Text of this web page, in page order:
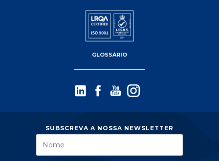
GLOSSÁRIO
SUBSCREVA A NOSSA NEWSLETTER